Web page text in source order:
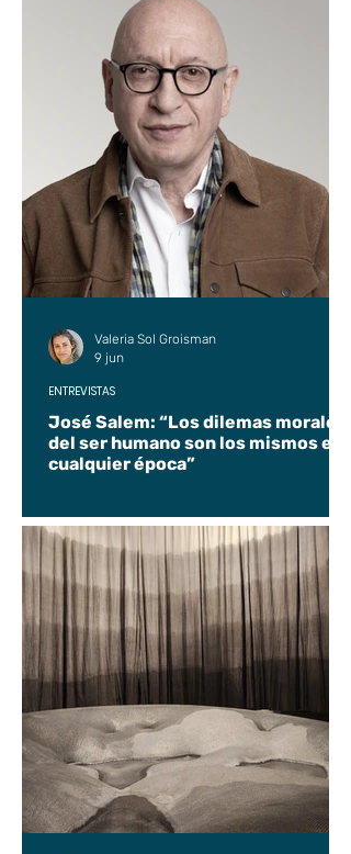
José Salem: “Los dilemas morales
del ser humano son los mismos en
cualquier época”
ENTREVISTAS
Valeria Sol Groisman
9 jun